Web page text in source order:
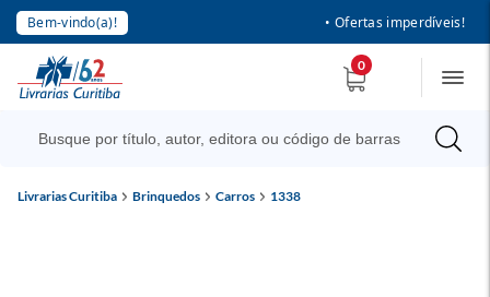
Bem-vindo(a)! • Ofertas imperdíveis!
0
Livrarias Curitiba Brinquedos Carros 1338